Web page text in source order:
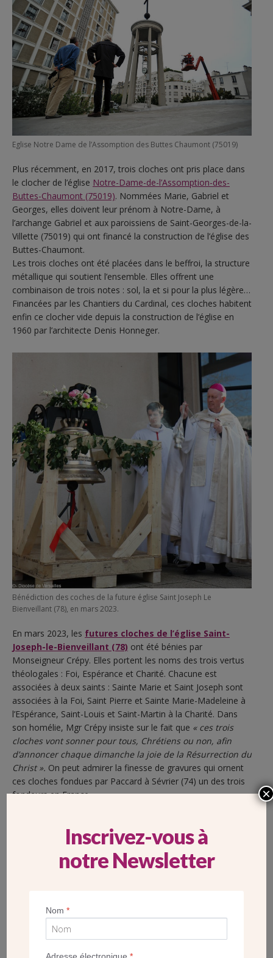
Eglise Notre Dame de l’Assomption des Buttes Chaumont (75019)
Plus récemment, en 2017, trois cloches ont pris place dans
le clocher de l’église Notre-Dame-de-l’Assomption-des-
Buttes-Chaumont (75019). Nommées Marie, Gabriel et
Georges, elles doivent leur prénom à Notre-Dame, à
l’archange Gabriel et aux paroissiens de Saint-Georges-de-la-
Villette (75019) qui ont financé la construction de l’église des
Buttes-Chaumont.
Les trois cloches ont été placées dans le beffroi, la structure
métallique qui soutient l’ensemble. Elles offrent une
combinaison de trois notes : sol, la et si pour la plus légère…
Financées par les Chantiers du Cardinal, ces cloches habitent
enfin ce clocher vide depuis la construction de l’église en
1960 par l’architecte Denis Honneger.
Bénédiction des coches de la future église Saint Joseph Le
Bienveillant (78), en mars 2023.
En mars 2023, les futures cloches de l’église Saint-
Joseph-le-Bienveillant (78) ont été bénies par
Monseigneur Crépy. Elles portent les noms des trois vertus
théologales : Foi, Espérance et Charité. Chacune est
associées à deux saints : Sainte Marie et Saint Joseph sont
associées à la Foi, Saint Pierre et Sainte Marie-Madeleine à
l’Espérance, Saint-Louis et Saint-Martin à la Charité. Dans
son homélie, Mgr Crépy insiste sur le fait que « ces trois
cloches vont sonner pour tous, Chrétiens ou non, afin
d’annoncer chaque dimanche la joie de la Résurrection du
Christ ». On peut admirer la finesse de gravures qui ornent
ces cloches fondues par Paccard à Sévrier (74) un des trois
fondeurs en France.
Inscrivez-vous à
notre Newsletter
Nom*
×